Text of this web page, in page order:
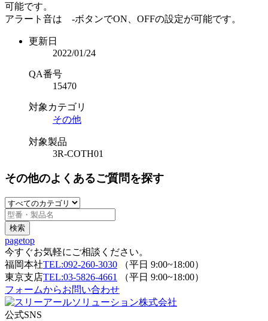
可能です。
アラート音は -ボタンでON、OFFの設定が可能です。
更新日
2022/01/24
QA番号
15470
対象カテゴリ
その他
対象製品
3R-COTH01
その他のよくあるご質問を探す
pagetop
今すぐお気軽にご相談ください。
福岡本社TEL:092-260-3030 （平日 9:00~18:00）
東京支店TEL:03-5826-4661
（平日 9:00~18:00）
フォームからお問い合わせ
公式SNS